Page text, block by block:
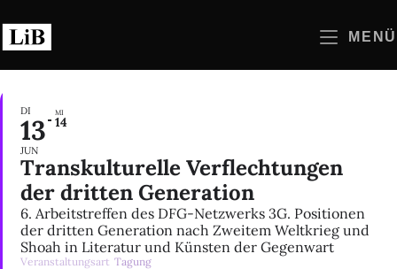
Inhalt
springen
MENÜ
DI
13
JUN
MI
14
Transkulturelle Verflechtungen
der dritten Generation
6. Arbeitstreffen des DFG-Netzwerks 3G. Positionen
der dritten Generation nach Zweitem Weltkrieg und
Shoah in Literatur und Künsten der Gegenwart
Veranstaltungsart Tagung